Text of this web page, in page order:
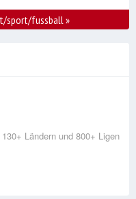
sport/fussball»
Ländern und 800+ Ligen